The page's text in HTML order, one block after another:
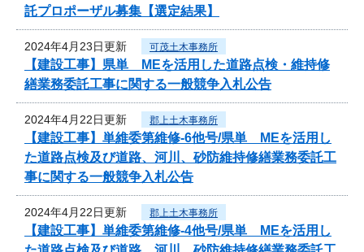
託プロポーザル募集【選定結果】
2024年4月23日更新 可茂土木事務所
【建設工事】県単 MEを活用した道路点検・維持修
繕業務委託工事に関する一般競争入札公告
2024年4月22日更新 郡上土木事務所
【建設工事】単維委第維修‐6他号/県単 MEを活用し
た道路点検及び道路、河川、砂防維持修繕業務委託工
事に関する一般競争入札公告
2024年4月22日更新 郡上土木事務所
【建設工事】単維委第維修‐4他号/県単 MEを活用し